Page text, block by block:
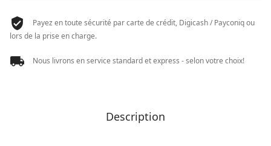
Payez en toute sécurité par carte de crédit, Digicash / Payconiq ou
lors de la prise en charge.
Nous livrons en service standard et express - selon votre choix!
Description